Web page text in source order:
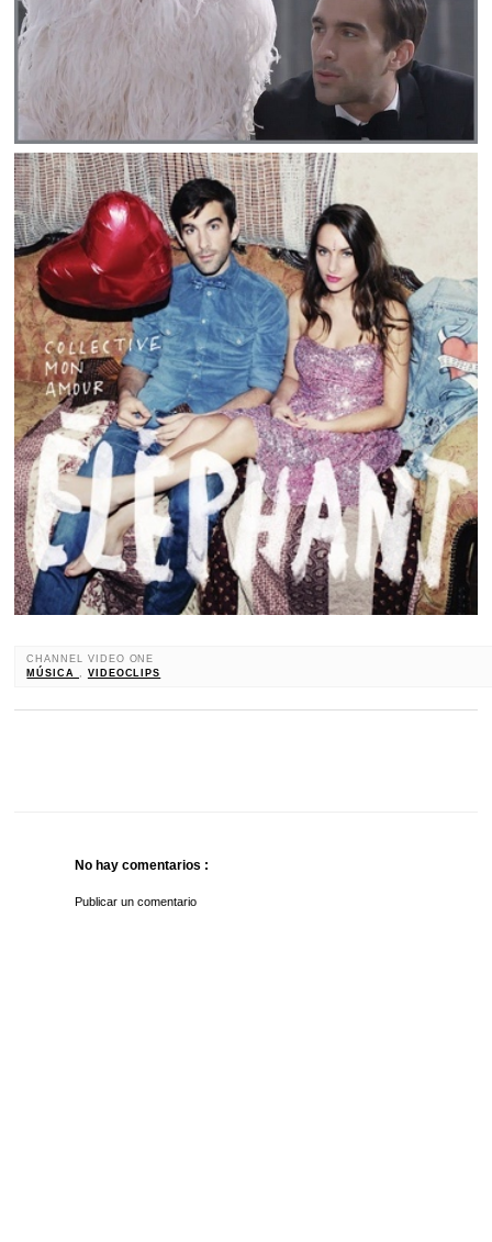
CHANNEL VIDEO ONE
MÚSICA
VIDEOCLIPS
No hay comentarios :
Publicar un comentario